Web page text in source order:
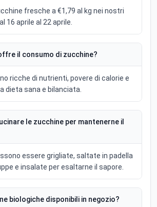
fresche a €1,79 al kg nei nostri
16 aprile al 22 aprile.
il consumo di zucchine?
ricche di nutrienti, povere di calorie e
dieta sana e bilanciata.
le zucchine per mantenerne il
essere grigliate, saltate in padella
e insalate per esaltarne il sapore.
biologiche disponibili in negozio?